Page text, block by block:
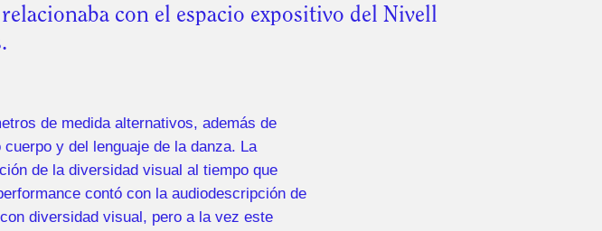
con el espacio expositivo del Nivell
de medida alternativos, además de
y del lenguaje de la danza. La
de la diversidad visual al tiempo que
contó con la audiodescripción de
diversidad visual, pero a la vez este